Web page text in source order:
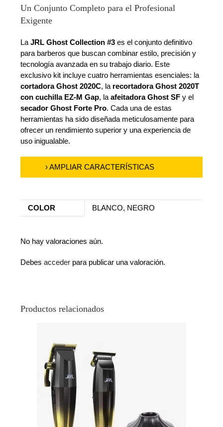
Un Conjunto Completo para el Profesional
Exigente
LaJRL Ghost Collection #3 es el conjunto definitivo
para barberos que buscan combinar estilo, precisión y
tecnología avanzada en su trabajo diario. Este
exclusivo kit incluye cuatro herramientas esenciales: la
cortadora Ghost 2020C, la recortadora Ghost 2020T
con cuchilla EZ-M Gap, laafeitadora Ghost SF y el
secador Ghost Forte Pro. Cada una de estas
herramientas ha sido diseñada meticulosamente para
ofrecer un rendimiento superior y una experiencia de
uso inigualable.
› AMPLIAR CARACTERÍSTICAS
COLOR BLANCO, NEGRO
No hay valoraciones aún.
Debesacceder para publicar una valoración.
Productos relacionados